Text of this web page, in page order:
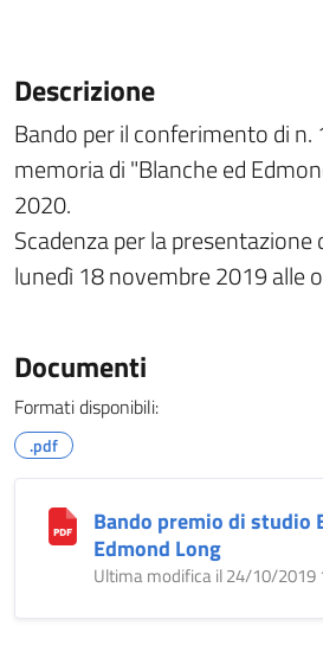
Descrizione
Bando per il conferimento di
memoria di "Blanche ed
2020.
Scadenza per la presentazione
lunedì 18 novembre 2019 alle
Documenti
Formati disponibili:
.pdf
Bando premio di studio
Edmond Long
Ultima modifica il 24/10/2019